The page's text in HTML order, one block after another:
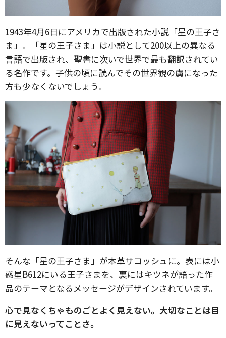
1943年4月6日にアメリカで出版された小説「星の王子さ
ま」。「星の王子さま」は小説として200以上の異なる
言語で出版され、聖書に次いで世界で最も翻訳されてい
る名作です。子供の頃に読んでその世界観の虜になった
方も少なくないでしょう。
そんな「星の王子さま」が本革サコッシュに。表には小
惑星B612にいる王子さまを、裏にはキツネが語った作
品のテーマとなるメッセージがデザインされています。
心で見なくちゃものごとよく見えない。大切なことは目
に見えないってことさ。